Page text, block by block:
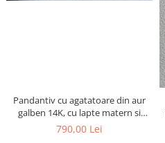
Pandantiv cu agatatoare din aur
galben 14K, cu lapte matern si
figurina mama si bebe din suvita
790,00 Lei